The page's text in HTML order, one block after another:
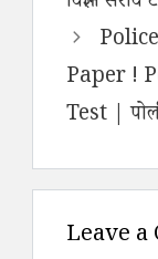
Paper !
Test |
Leave a